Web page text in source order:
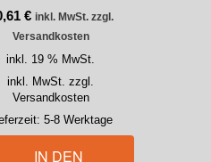
€ inkl. MwSt. zzgl.
Versandkosten
inkl. 19 % MwSt.
inkl. MwSt. zzgl.
Versandkosten
5-8 Werktage
IN DEN